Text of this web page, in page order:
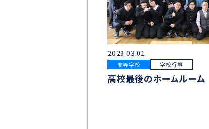
2023.03.01
高等学校 学校行事
高校最後のホームルーム